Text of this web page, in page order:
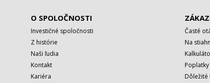
O SPOLOČNOSTI
Investičné spoločnosti
Z histórie
Naši ľudia
Kontakt
Kariéra
Časté
Na